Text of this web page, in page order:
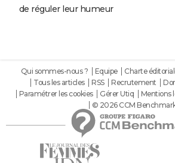
de réguler leur humeur
Qui sommes-nous ? Equipe Charte
Tous les articles
RSS Recrutement
Paramétrer les cookies
Gérer Utiq Mentions
© 2026 CCM